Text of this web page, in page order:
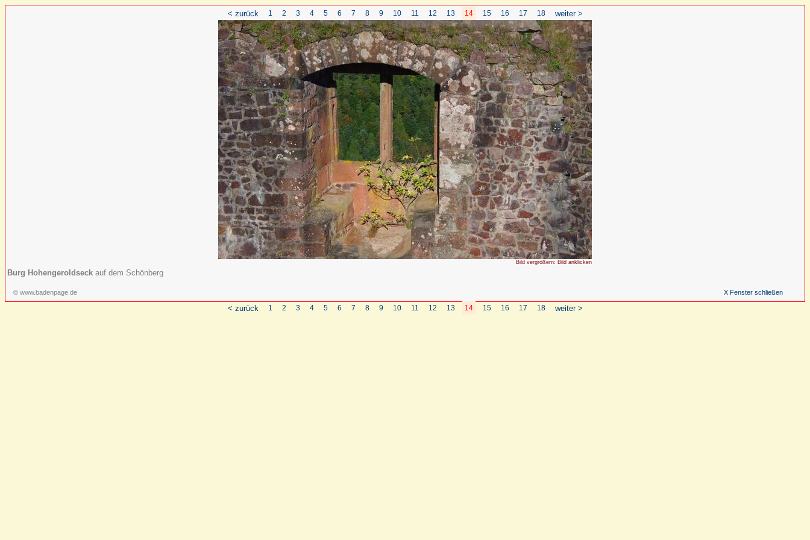
< zurück 1 2 3 4 5 6 7 8 9 10 11 12 13 14 15 16 17 18 weiter >
Bild vergrößern: Bild anklicken
Burg Hohengeroldseck auf dem Schönberg
© www.badenpage.de X Fenster schließen
< zurück 1 2 3 4 5 6 7 8 9 10 11 12 13 14 15 16 17 18 weiter >